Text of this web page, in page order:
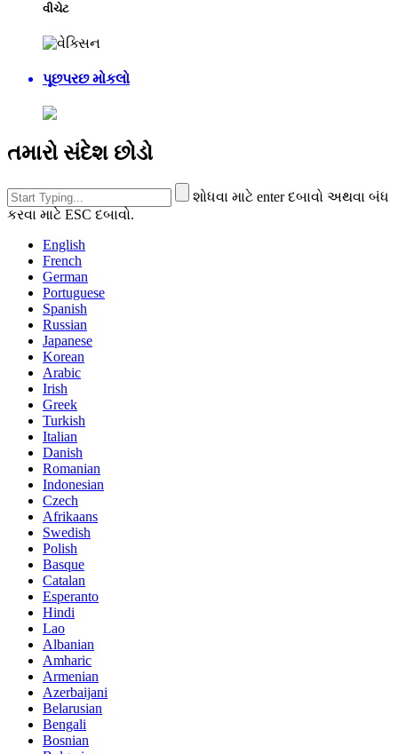
વીચેટ
પૂછપરછ મોકલો
તમારો સંદેશ છોડો
શોધવા માટે enter દબાવો અથવા બંધ
કરવા માટે ESC દબાવો.
English
French
German
Portuguese
Spanish
Russian
Japanese
Korean
Arabic
Irish
Greek
Turkish
Italian
Danish
Romanian
Indonesian
Czech
Afrikaans
Swedish
Polish
Basque
Catalan
Esperanto
Hindi
Lao
Albanian
Amharic
Armenian
Azerbaijani
Belarusian
Bengali
Bosnian